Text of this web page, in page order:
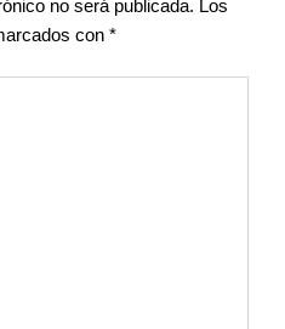
no será publicada. Los
con *